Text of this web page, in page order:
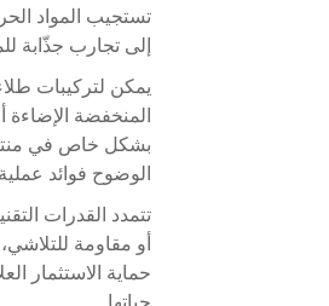
تستجيب المواد
إلى تجارب جذّابة
يمكن لتركيبات
المنخفضة الإضاءة
بشكل خاص في
الوضوح فوائد
تتمدد القدرات
أو مقاومة
حماية الاستثمار